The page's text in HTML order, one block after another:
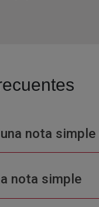
nota
nota simple